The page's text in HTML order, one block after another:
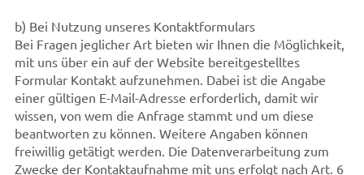
b) Bei Nutzung unseres Kontaktformulars
Bei Fragen jeglicher Art bieten wir Ihnen die Möglichkeit,
mit uns über ein auf der Website bereitgestelltes
Formular Kontakt aufzunehmen. Dabei ist die Angabe
einer gültigen E-Mail-Adresse erforderlich, damit wir
wissen, von wem die Anfrage stammt und um diese
beantworten zu können. Weitere Angaben können
freiwillig getätigt werden. Die Datenverarbeitung zum
Zwecke der Kontaktaufnahme mit uns erfolgt nach Art. 6